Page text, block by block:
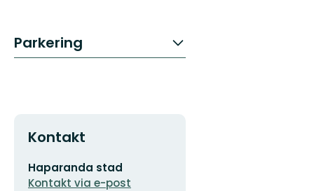
Parkering
Kontakt
E-
postadresse
Haparanda stad
Kontakt via e-post